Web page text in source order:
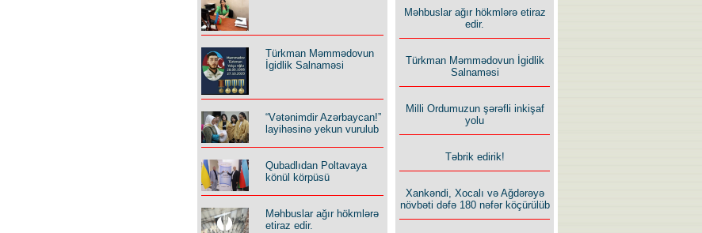
Türkman Məmmədovun
İgidlik Salnaməsi
“Vətənimdir Azərbaycan!”
layihəsinə yekun vurulub
Qubadlıdan Poltavaya
könül körpüsü
Məhbuslar ağır hökmlərə
etiraz edir.
Məhbuslar ağır hökmlərə etiraz
edir.
Türkman Məmmədovun İgidlik
Salnaməsi
Milli Ordumuzun şərəfli inkişaf
yolu
Təbrik edirik!
Xankəndi, Xocalı və Ağdərəyə
növbəti dəfə 180 nəfər köçürülüb